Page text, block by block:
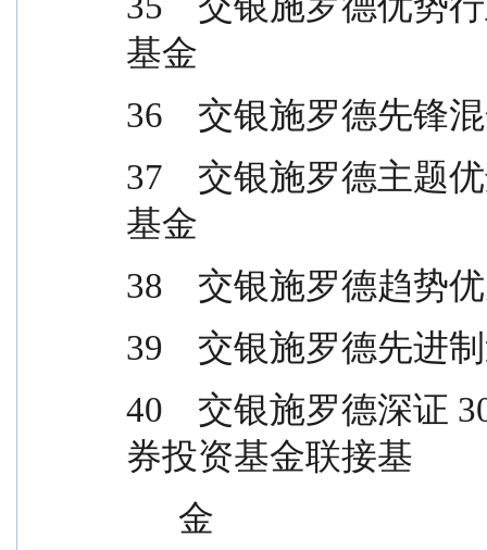
基金
36    交银施罗德先锋
37    交银施罗德主题
基金
38    交银施罗德趋势
39    交银施罗德先进
40    交银施罗德深证
券投资基金联接基
      金